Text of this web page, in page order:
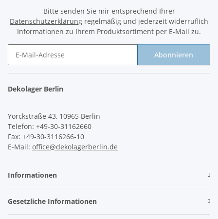
Bitte senden Sie mir entsprechend Ihrer
Datenschutzerklärung regelmäßig und jederzeit widerruflich
Informationen zu Ihrem Produktsortiment per E-Mail zu.
Abonnieren
Dekolager Berlin
Yorckstraße 43, 10965 Berlin
Telefon: +49-30-31162660
Fax: +49-30-3116266-10
E-Mail: office@dekolagerberlin.de
Informationen
Gesetzliche Informationen